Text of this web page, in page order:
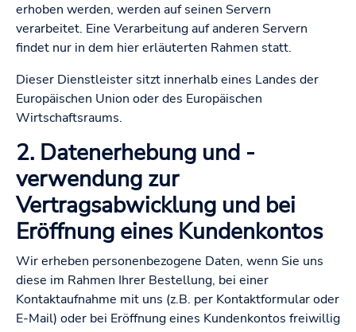
erhoben werden, werden auf seinen Servern
verarbeitet. Eine Verarbeitung auf anderen Servern
findet nur in dem hier erläuterten Rahmen statt.
Dieser Dienstleister sitzt innerhalb eines Landes der
Europäischen Union oder des Europäischen
Wirtschaftsraums.
2. Datenerhebung und -
verwendung zur
Vertragsabwicklung und bei
Eröffnung eines Kundenkontos
Wir erheben personenbezogene Daten, wenn Sie uns
diese im Rahmen Ihrer Bestellung, bei einer
Kontaktaufnahme mit uns (z.B. per Kontaktformular oder
E-Mail) oder bei Eröffnung eines Kundenkontos freiwillig